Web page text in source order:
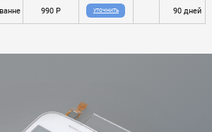
990 P УТОЧНИТЬ 90 дней